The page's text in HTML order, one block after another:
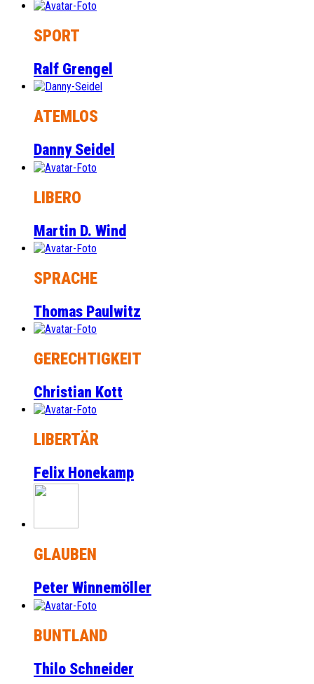
SPORT
Ralf Grengel
ATEMLOS
Danny Seidel
LIBERO
Martin D. Wind
SPRACHE
Thomas Paulwitz
GERECHTIGKEIT
Christian Kott
LIBERTÄR
Felix Honekamp
GLAUBEN
Peter Winnemöller
BUNTLAND
Thilo Schneider